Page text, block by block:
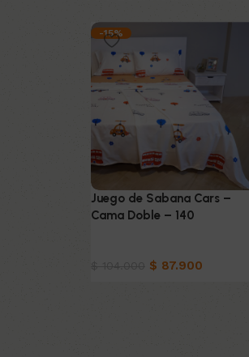
-15%
Juego de Sabana Cars –
Cama Doble – 140
$ 87.900